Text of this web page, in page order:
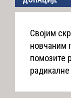
Својим
новчаним
помозите